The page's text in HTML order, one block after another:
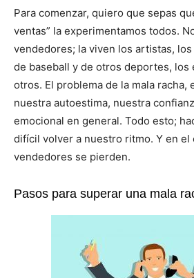
Para comenzar, quiero que sepas
ventas” la experimentamos todos.
vendedores; la viven los artistas,
de baseball y de otros deportes, los
otros. El problema de la mala racha,
nuestra autoestima, nuestra
emocional en general. Todo esto;
difícil volver a nuestro ritmo. Y en el
vendedores se pierden.
Pasos para superar una mala